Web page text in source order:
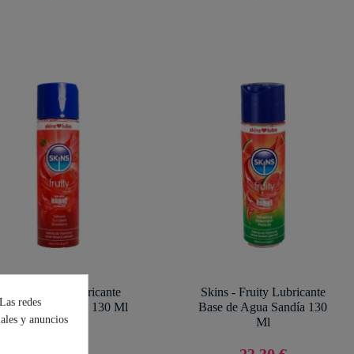
Skins - Fruity Lubricante
de Agua Fresa 130 Ml
Skins - Fruity Lubricante
Base de Agua Sandía 130
Ml
redes
y anuncios